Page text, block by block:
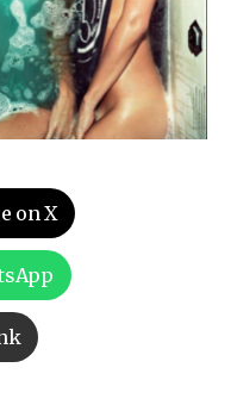
on X